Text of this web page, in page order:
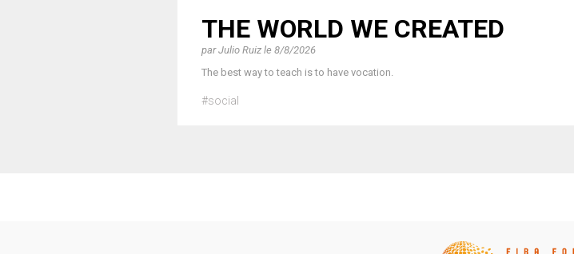
THE WORLD WE CREATED
parJulio Ruiz le 8/8/2026
The best way to teach is to have vocation.
#social